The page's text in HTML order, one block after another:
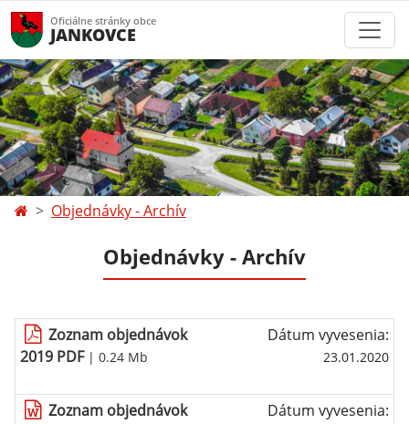
Oficiálne stránky obce
JANKOVCE
Objednávky - Archív
Objednávky - Archív
Zoznam objednávok
2019 PDF| 0.24 Mb
Dátum vyvesenia:
23.01.2020
Zoznam objednávok
Dátum vyvesenia: